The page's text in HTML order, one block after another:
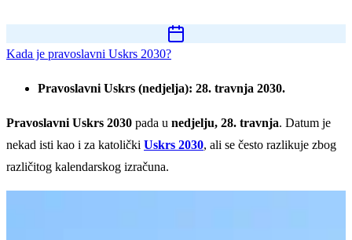
Kada je pravoslavni Uskrs 2030?
Pravoslavni Uskrs (nedjelja): 28. travnja 2030.
Pravoslavni Uskrs 2030 pada u nedjelju, 28. travnja. Datum je
nekad isti kao i za katolički Uskrs 2030, ali se često razlikuje zbog
različitog kalendarskog izračuna.